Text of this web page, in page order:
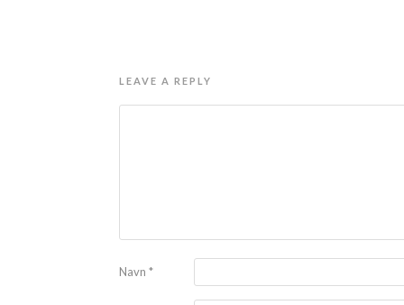
LEAVE A REPLY
Navn *